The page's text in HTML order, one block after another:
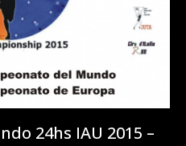
24hs IAU 2015 –